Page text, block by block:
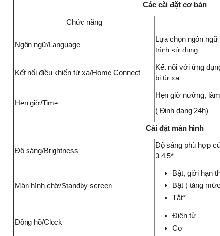
Các cài đặt cơ bản
Chức năng
Ngôn ngữ/Language
Lựa chọn ngôn
trình sử dụng
Kết nối điều khiển từ xa/Home Connect
Kết nối với ứng
bị từ xa
Hẹn giờ/Time
Hẹn giờ nướng,
( Định dạng 24h)
Cài đặt màn hình
Độ sáng/Brightness
Độ sáng phù hợp
3 4 5*
Màn hình chờ/Standby screen
Bật, giới hạn
Bật ( tăng
Tắt*
Đồng hồ/Clock
Điện tử
Cơ